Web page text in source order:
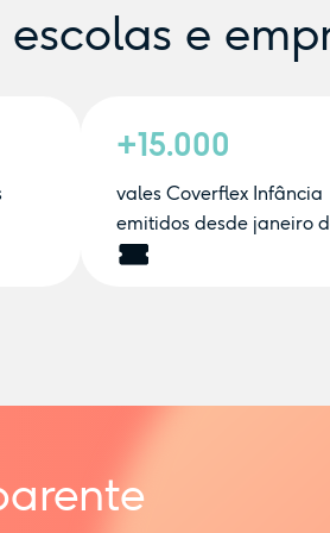
e
+15.000
vales Coverflex Infância
emitidos desde janeiro